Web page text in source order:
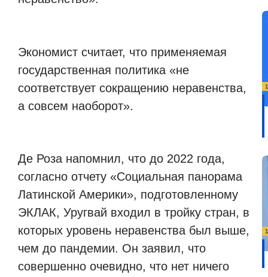
Экономист считает, что применяемая
государственная политика «не
соответствует сокращению неравенства,
а совсем наоборот».
Де Роза напомнил, что до 2022 года,
согласно отчету «Социальная панорама
Латинской Америки», подготовленному
ЭКЛАК, Уругвай входил в тройку стран, в
которых уровень неравенства был выше,
чем до пандемии. Он заявил, что
совершенно очевидно, что нет ничего